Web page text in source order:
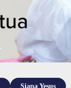
Siapa Yesus